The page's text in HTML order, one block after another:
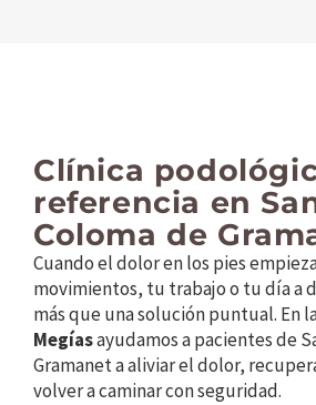
Clínica
referencia en
Coloma de
Cuando el dolor en los pies
movimientos, tu trabajo o tu día a
más que una solución puntual. En
Megíasayudamos a pacientes de
Gramanet a aliviar el dolor,
volver a caminar con seguridad.